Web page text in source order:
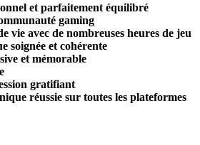
et parfaitement équilibré
gaming
vie avec de nombreuses heures de jeu
soignée et cohérente
et mémorable
gratifiant
réussie sur toutes les plateformes